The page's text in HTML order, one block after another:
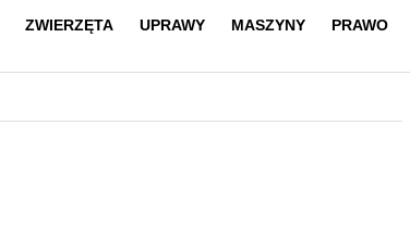
ZWIERZĘTA UPRAWY MASZYNY PRAWO